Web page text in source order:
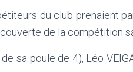
du club prenaient
de la compétition
sa poule de 4), Léo